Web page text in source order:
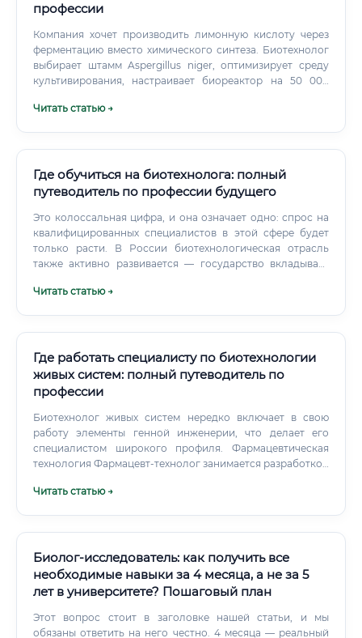
профессии
Компания хочет производить лимонную кислоту через
ферментацию вместо химического синтеза. Биотехнолог
выбирает штамм Aspergillus niger, оптимизирует среду
культивирования, настраивает биореактор на 50 000
Читать статью →
Где обучиться на биотехнолога: полный
путеводитель по профессии будущего
Это колоссальная цифра, и она означает одно: спрос на
квалифицированных специалистов в этой сфере будет
только расти. В России биотехнологическая отрасль
также активно развивается — государство вкладывает
агробиотехнологии и медицинскую науку. Если вы ищете
пристального внимания.
Читать статью →
Где работать специалисту по биотехнологии
живых систем: полный путеводитель по
профессии
Биотехнолог живых систем нередко включает в свою
работу элементы генной инженерии, что делает его
специалистом широкого профиля. Фармацевтическая
технология Фармацевт-технолог занимается разработкой
создаёт само биологически активное вещество, то
Читать статью →
Биолог-исследователь: как получить все
необходимые навыки за 4 месяца, а не за 5
лет в университете? Пошаговый план
Этот вопрос стоит в заголовке нашей статьи, и мы
обязаны ответить на него честно. 4 месяца — реальный